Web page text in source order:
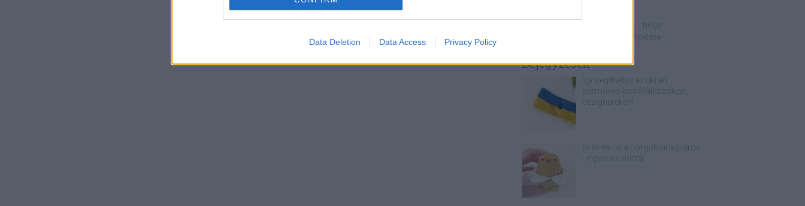
Data Deletion Data Access Privacy Policy
Horgolt minták kezdőknek - négy
egyszerű minta lépésről lépésre
Bejegyzések
Így segíthetsz az ukrán
kézműves kisvállalkozókon,
designereken!
Gréti és Lili a horgolt virágpáros
- ingyenes minta